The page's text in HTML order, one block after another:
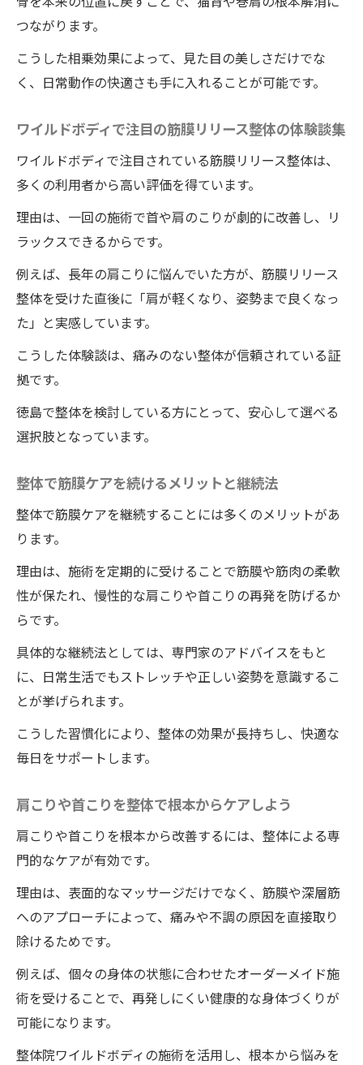
つながります。
こうした相乗効果によって、見た目の美しさだけでな
く、日常動作の快適さも手に入れることが可能です。
ワイルドボディで注目の筋膜リリース整体の体験談集
ワイルドボディで注目されている筋膜リリース整体は、
多くの利用者から高い評価を得ています。
理由は、一回の施術で首や肩のこりが劇的に改善し、リ
ラックスできるからです。
例えば、長年の肩こりに悩んでいた方が、筋膜リリース
整体を受けた直後に「肩が軽くなり、姿勢まで良くなっ
た」と実感しています。
こうした体験談は、痛みのない整体が信頼されている証
拠です。
徳島で整体を検討している方にとって、安心して選べる
選択肢となっています。
整体で筋膜ケアを続けるメリットと継続法
整体で筋膜ケアを継続することには多くのメリットがあ
ります。
理由は、施術を定期的に受けることで筋膜や筋肉の柔軟
性が保たれ、慢性的な肩こりや首こりの再発を防げるか
らです。
具体的な継続法としては、専門家のアドバイスをもと
に、日常生活でもストレッチや正しい姿勢を意識するこ
とが挙げられます。
こうした習慣化により、整体の効果が長持ちし、快適な
毎日をサポートします。
肩こりや首こりを整体で根本からケアしよう
肩こりや首こりを根本から改善するには、整体による専
門的なケアが有効です。
理由は、表面的なマッサージだけでなく、筋膜や深層筋
へのアプローチによって、痛みや不調の原因を直接取り
除けるためです。
例えば、個々の身体の状態に合わせたオーダーメイド施
術を受けることで、再発しにくい健康的な身体づくりが
可能になります。
整体院ワイルドボディの施術を活用し、根本から悩みを